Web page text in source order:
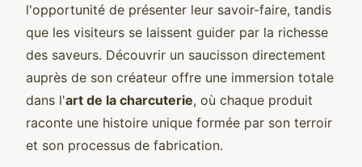
l'opportunité de présenter leur savoir-faire, tandis
que les visiteurs se laissent guider par la richesse
des saveurs. Découvrir un saucisson directement
auprès de son créateur offre une immersion totale
dans l'art de la charcuterie, où chaque produit
raconte une histoire unique formée par son terroir
et son processus de fabrication.